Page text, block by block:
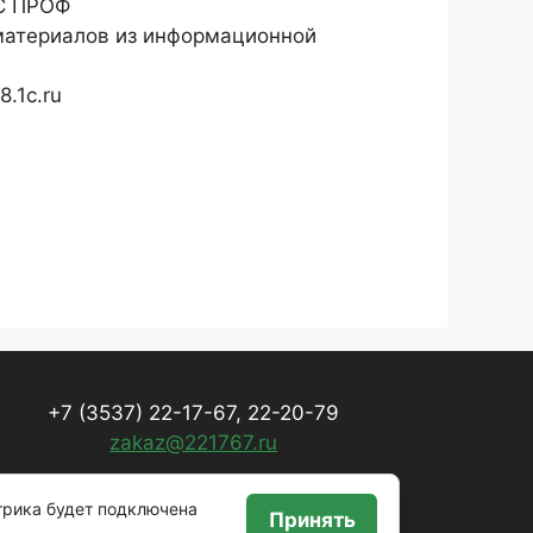
ПРОФ
из информационной
+7 (3537) 22-17-67, 22-20-79
zakaz@221767.ru
будет подключена Принять